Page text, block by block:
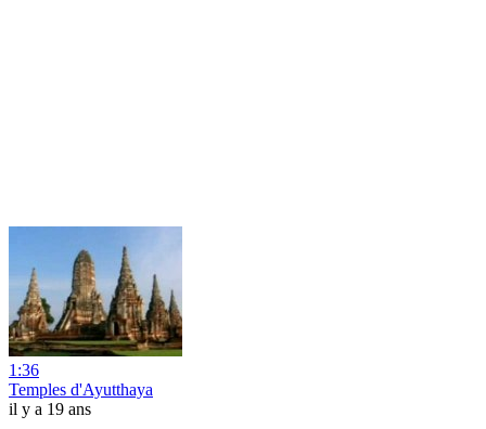
1:36
Temples d'Ayutthaya
il y a 19 ans